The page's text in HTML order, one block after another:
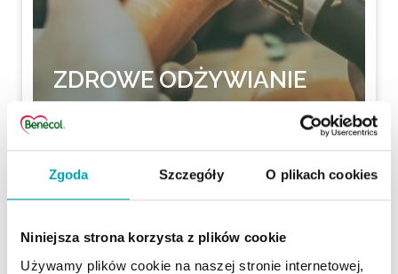
Zgoda Szczegóły O plikach cookies
Niniejsza strona korzysta z plików cookie
Używamy plików cookie na naszej stronie internetowej,
ZDROWE ODŻYWIANIE